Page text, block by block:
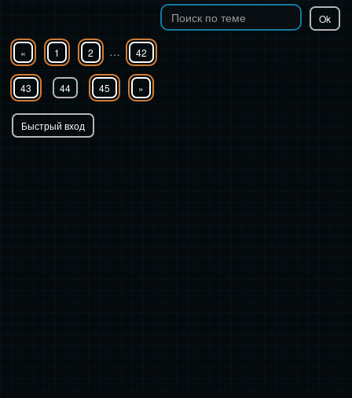
« 1 2 … 42
43 44 45 »